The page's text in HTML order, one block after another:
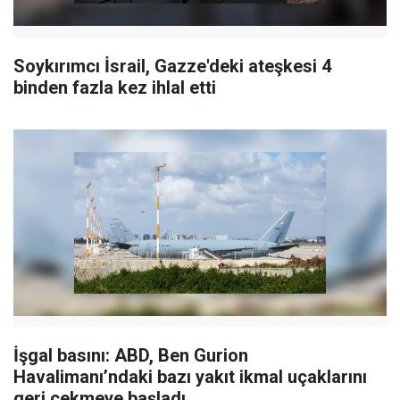
Soykırımcı İsrail, Gazze'deki ateşkesi 4
binden fazla kez ihlal etti
İşgal basını: ABD, Ben Gurion
Havalimanı’ndaki bazı yakıt ikmal uçaklarını